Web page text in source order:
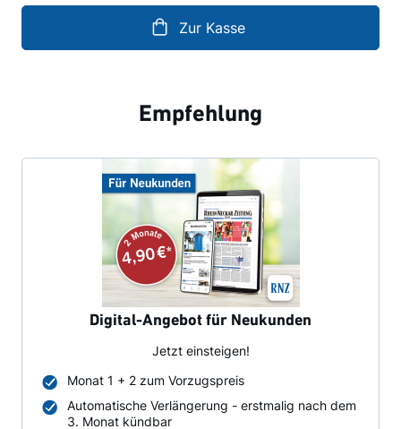
Zur Kasse
Empfehlung
Digital-Angebot für Neukunden
Jetzt einsteigen!
Monat 1 + 2 zum Vorzugspreis
Automatische Verlängerung - erstmalig nach dem
3. Monat kündbar